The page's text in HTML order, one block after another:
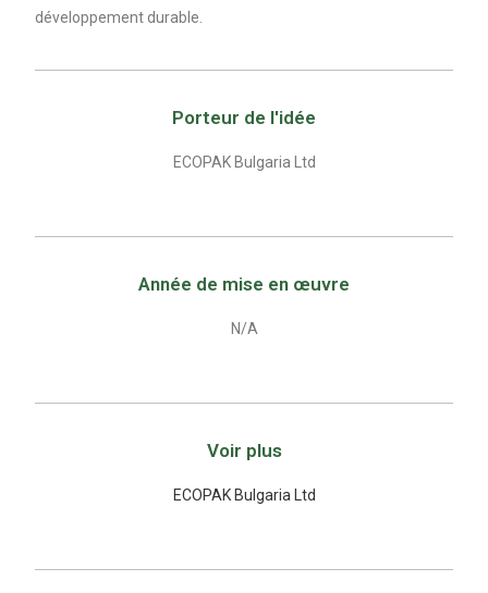
développement durable.
Porteur de l'idée
ECOPAK Bulgaria Ltd
Année de mise en œuvre
N/A
Voir plus
ECOPAK Bulgaria Ltd